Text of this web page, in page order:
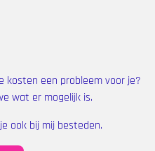
kosten een probleem voor je?
wat er mogelijk is.
ook bij mij besteden.